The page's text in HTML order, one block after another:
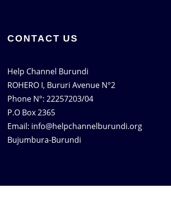
CONTACT US
Help Channel Burundi
ROHERO I, Bururi Avenue N°2
Phone N°: 22257203/04
P.O Box 2365
Email: info@helpchannelburundi.org
Bujumbura-Burundi